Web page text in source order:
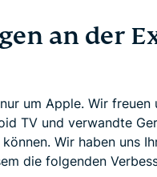
an der
um Apple. Wir freuen
TV und verwandte
Wir haben uns
die folgenden